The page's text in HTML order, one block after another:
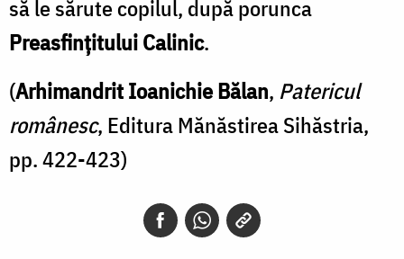
să le sărute copilul, după porunca
Preasfinţitului Calinic.
(Arhimandrit Ioanichie Bălan, Patericul
românesc, Editura Mănăstirea Sihăstria,
pp. 422-423)